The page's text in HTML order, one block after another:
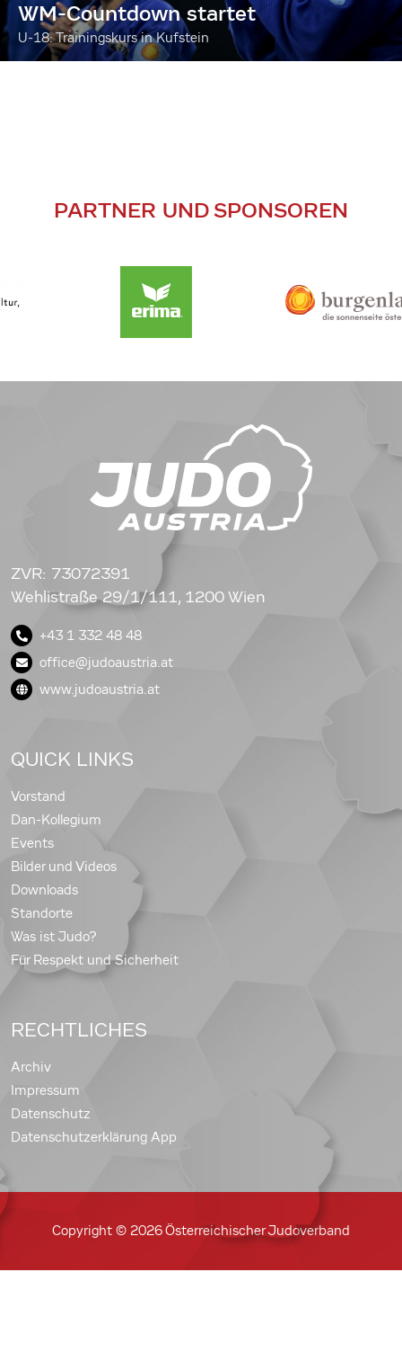
WM-Countdown startet
U-18: Trainingskurs in Kufstein
PARTNER UND SPONSOREN
ZVR: 73072391
Wehlistraße 29/1/111, 1200 Wien
+43 1 332 48 48
office@judoaustria.at
www.judoaustria.at
QUICK LINKS
Vorstand
Dan-Kollegium
Events
Bilder und Videos
Downloads
Standorte
Was ist Judo?
Für Respekt und Sicherheit
RECHTLICHES
Archiv
Impressum
Datenschutz
Datenschutzerklärung App
Copyright © 2026 Österreichischer Judoverband